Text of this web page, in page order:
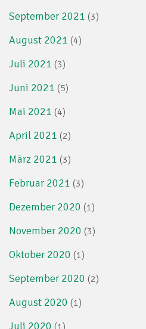
September 2021 (3)
August 2021 (4)
Juli 2021 (3)
Juni 2021 (5)
Mai 2021 (4)
April 2021 (2)
März 2021 (3)
Februar 2021 (3)
Dezember 2020 (1)
November 2020 (3)
Oktober 2020 (1)
September 2020 (2)
August 2020 (1)
Juli 2020